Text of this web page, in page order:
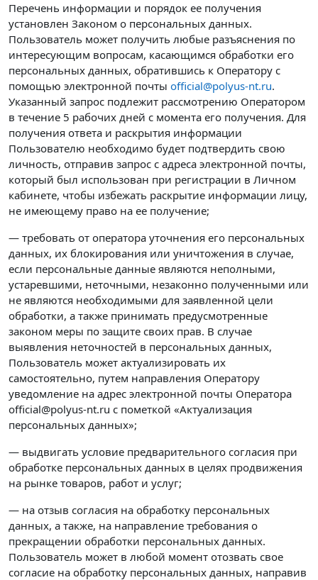
Перечень информации и порядок ее получения
установлен Законом о персональных данных.
Пользователь может получить любые разъяснения по
интересующим вопросам, касающимся обработки его
персональных данных, обратившись к Оператору с
помощью электронной почты official@polyus-nt.ru.
Указанный запрос подлежит рассмотрению Оператором
в течение 5 рабочих дней с момента его получения. Для
получения ответа и раскрытия информации
Пользователю необходимо будет подтвердить свою
личность, отправив запрос с адреса электронной почты,
который был использован при регистрации в Личном
кабинете, чтобы избежать раскрытие информации лицу,
не имеющему право на ее получение;
— требовать от оператора уточнения его персональных
данных, их блокирования или уничтожения в случае,
если персональные данные являются неполными,
устаревшими, неточными, незаконно полученными или
не являются необходимыми для заявленной цели
обработки, а также принимать предусмотренные
законом меры по защите своих прав. В случае
выявления неточностей в персональных данных,
Пользователь может актуализировать их
самостоятельно, путем направления Оператору
уведомление на адрес электронной почты Оператора
official@polyus-nt.ru с пометкой «Актуализация
персональных данных»;
— выдвигать условие предварительного согласия при
обработке персональных данных в целях продвижения
на рынке товаров, работ и услуг;
— на отзыв согласия на обработку персональных
данных, а также, на направление требования о
прекращении обработки персональных данных.
Пользователь может в любой момент отозвать свое
согласие на обработку персональных данных, направив